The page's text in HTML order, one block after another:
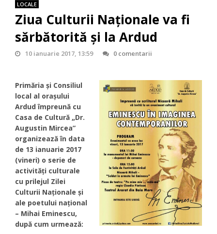
LOCALE
Ziua Culturii Naţionale va fi
sărbătorită și la Ardud
10 ianuarie 2017, 13:59 0 comentarii
Primăria şi Consiliul
local al oraşului
Ardud împreună cu
Casa de Cultură „Dr.
Augustin Mircea”
organizează în data
de 13 ianuarie 2017
(vineri) o serie de
activităţi culturale
cu prilejul Zilei
Culturii Naţionale şi
ale poetului naţional
– Mihai Eminescu,
după cum urmează: